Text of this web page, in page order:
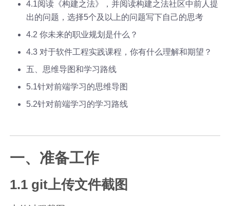
4.1阅读《构建之法》，并阅读构建之法社区中前人提
出的问题，选择5个及以上的问题写下自己的思考
4.2 你未来的职业规划是什么？
4.3 对于软件工程实践课程，你有什么理解和期望？
五、思维导图和学习路线
5.1针对前端学习的思维导图
5.2针对前端学习的学习路线
一、准备工作
1.1 git上传文件截图